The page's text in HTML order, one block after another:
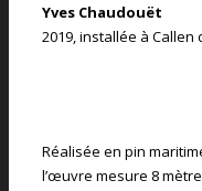
Yves Chaudouët
2019, installée à Callen
Réalisée en pin
l’œuvre mesure 8